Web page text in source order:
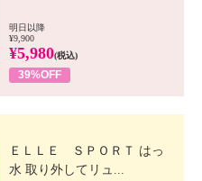
明日以降
¥9,900
¥5,980(税込)
39%OFF
ＥＬＬＥ ＳＰＯＲＴ はっ
水 取り外してリュ...